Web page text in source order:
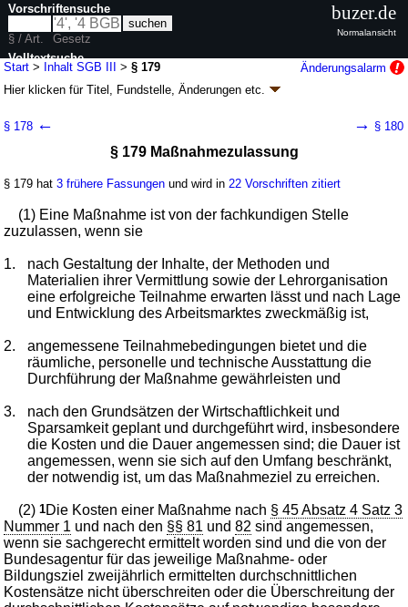
Start > Inhalt SGB III >§ 179
Änderungsalarm
Hier klicken fürTitel, Fundstelle, Änderungen etc.
- Arbeitsförderung - (SGB III)
Artikel 1 G. v. 24.03.1997BGBl. I S. 594, 595; zuletzt geändert durch
Geltung ab 01.01.1998; FNA: 860-3Sozialgesetzbuch
wird in 991 Vorschriften zitiert
§ 178 ← → § 180
§ 179 Maßnahmezulassung
§ 179 hat3 frühere Fassungen und wird in 22 Vorschriften zitiert
(1) Eine Maßnahme ist von der fachkundigen Stelle
zuzulassen, wenn sie
1.
nach Gestaltung der Inhalte, der Methoden und
Materialien ihrer Vermittlung sowie der Lehrorganisation
eine erfolgreiche Teilnahme erwarten lässt und nach Lage
und Entwicklung des Arbeitsmarktes zweckmäßig ist,
2.
angemessene Teilnahmebedingungen bietet und die
räumliche, personelle und technische Ausstattung die
Durchführung der Maßnahme gewährleisten und
3.
nach den Grundsätzen der Wirtschaftlichkeit und
Sparsamkeit geplant und durchgeführt wird, insbesondere
die Kosten und die Dauer angemessen sind; die Dauer ist
angemessen, wenn sie sich auf den Umfang beschränkt,
der notwendig ist, um das Maßnahmeziel zu erreichen.
(2)1Die Kosten einer Maßnahme nach § 45 Absatz 4 Satz 3
Nummer 1 und nach den §§ 81 und82 sind angemessen,
wenn sie sachgerecht ermittelt worden sind und die von der
Bundesagentur für das jeweilige Maßnahme- oder
Bildungsziel zweijährlich ermittelten durchschnittlichen
Kostensätze nicht überschreiten oder die Überschreitung der
Vorschriftensuche
§ / Art.
Gesetz
Volltextsuche
nur in SGB III
buzer.de
Normalansicht